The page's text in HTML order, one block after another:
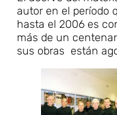
autor en el período
hasta el 2006 es
más de un
sus obras están